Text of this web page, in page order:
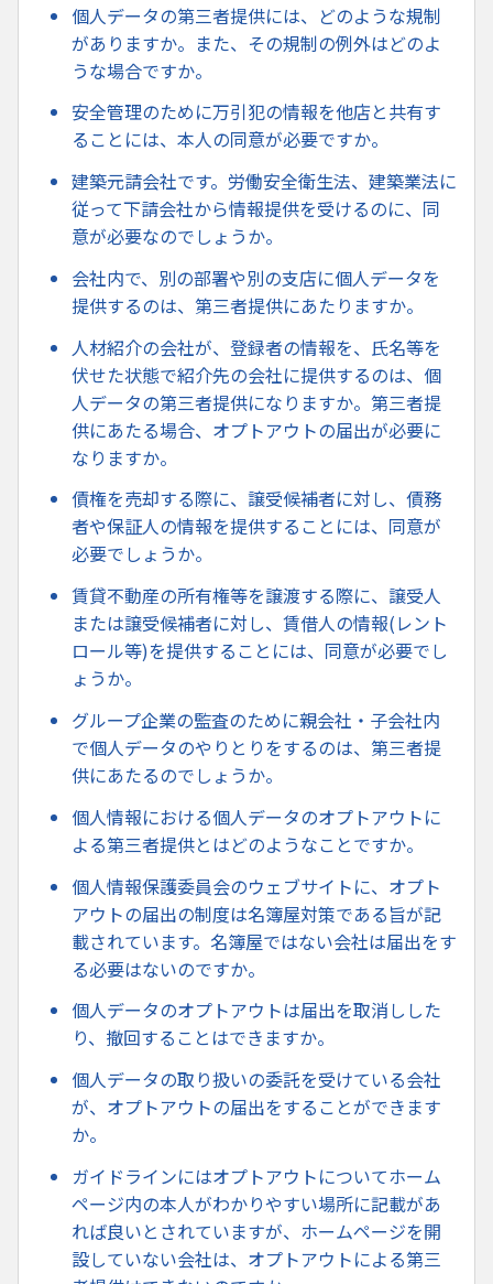
個人データの第三者提供には、どのような規制
がありますか。また、その規制の例外はどのよ
うな場合ですか。
安全管理のために万引犯の情報を他店と共有す
ることには、本人の同意が必要ですか。
建築元請会社です。労働安全衛生法、建築業法に
従って下請会社から情報提供を受けるのに、同
意が必要なのでしょうか。
会社内で、別の部署や別の支店に個人データを
提供するのは、第三者提供にあたりますか。
人材紹介の会社が、登録者の情報を、氏名等を
伏せた状態で紹介先の会社に提供するのは、個
人データの第三者提供になりますか。第三者提
供にあたる場合、オプトアウトの届出が必要に
なりますか。
債権を売却する際に、譲受候補者に対し、債務
者や保証人の情報を提供することには、同意が
必要でしょうか。
賃貸不動産の所有権等を譲渡する際に、譲受人
または譲受候補者に対し、賃借人の情報(レント
ロール等)を提供することには、同意が必要でし
ょうか。
グループ企業の監査のために親会社・子会社内
で個人データのやりとりをするのは、第三者提
供にあたるのでしょうか。
個人情報における個人データのオプトアウトに
よる第三者提供とはどのようなことですか。
個人情報保護委員会のウェブサイトに、オプト
アウトの届出の制度は名簿屋対策である旨が記
載されています。名簿屋ではない会社は届出をす
る必要はないのですか。
個人データのオプトアウトは届出を取消しした
り、撤回することはできますか。
個人データの取り扱いの委託を受けている会社
が、オプトアウトの届出をすることができます
か。
ガイドラインにはオプトアウトについてホーム
ページ内の本人がわかりやすい場所に記載があ
れば良いとされていますが、ホームページを開
設していない会社は、オプトアウトによる第三